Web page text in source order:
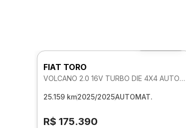
FIAT TORO
VOLCANO 2.0 16V TURBO DIE 4X4 AUTOMATICO
25.159 km2025/2025AUTOMAT.
R$ 175.390